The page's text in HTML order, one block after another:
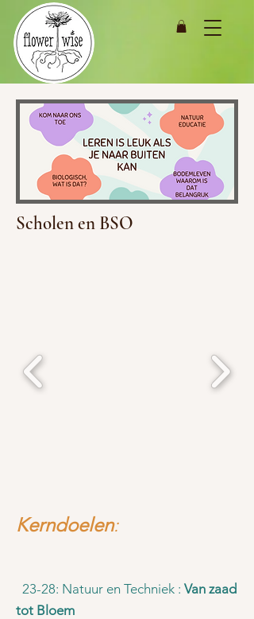
Scholen en BSO
Kerndoelen:
23-28: Natuur en Techniek : Van zaad
tot Bloem